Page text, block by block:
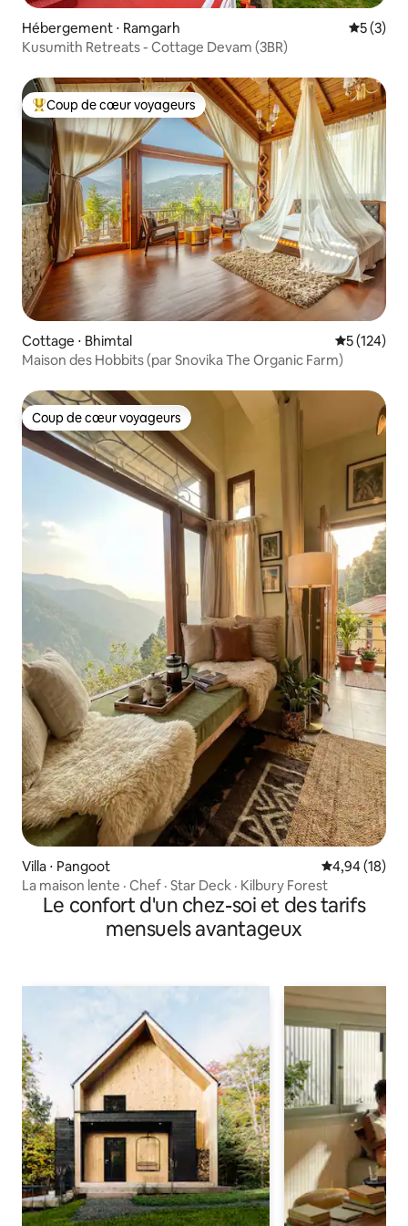
Hébergement ⋅ Ramgarh
5 (3)
Kusumith Retreats - Cottage Devam (3BR)
Coups de cœur voyageurs les plus appréciés
Coup de cœur voyageurs
Cottage ⋅ Bhimtal Évaluation
5 (124)
Maison des Hobbits (par Snovika The Organic Farm)
Coup de cœur voyageurs
Coup de cœur voyageurs
Villa ⋅ Pangoot Évaluation
4,94 (18)
La maison lente · Chef · Star Deck · Kilbury Forest
Le confort d'un chez-soi et des tarifs
mensuels avantageux